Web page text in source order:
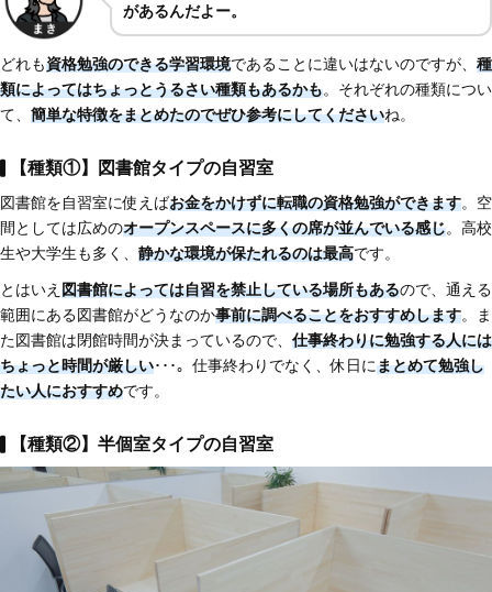
があるんだよー。
どれも資格勉強のできる学習環境であることに違いはないのですが、 種
類によってはちょっとうるさい種類もあるかも。それぞれの種類につい
て、 簡単な特徴をまとめたのでぜひ参考にしてくださいね。
【種類①】図書館タイプの自習室
図書館を自習室に使えばお金をかけずに転職の資格勉強ができます。空
間としては広めのオープンスペースに多くの席が並んでいる感じ。高校
生や大学生も多く、 静かな環境が保たれるのは最高です。
とはいえ 図書館によっては自習を禁止している場所もあるので、通える
範囲にある図書館がどうなのか事前に調べることをおすすめします。ま
た図書館は閉館時間が決まっているので、 仕事終わりに勉強する人には
ちょっと時間が厳しい･･･。仕事終わりでなく、休日にまとめて勉強し
たい人におすすめです。
【種類②】半個室タイプの自習室